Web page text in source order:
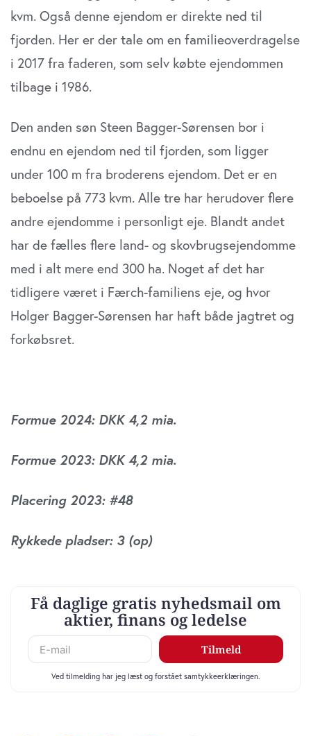
kvm. Også denne ejendom er direkte ned til
fjorden. Her er der tale om en familieoverdragelse
i 2017 fra faderen, som selv købte ejendommen
tilbage i 1986.
Den anden søn Steen Bagger-Sørensen bor i
endnu en ejendom ned til fjorden, som ligger
under 100 m fra broderens ejendom. Det er en
beboelse på 773 kvm. Alle tre har herudover flere
andre ejendomme i personligt eje. Blandt andet
har de fælles flere land- og skovbrugsejendomme
med i alt mere end 300 ha. Noget af det har
tidligere været i Færch-familiens eje, og hvor
Holger Bagger-Sørensen har haft både jagtret og
forkøbsret.
Formue 2024: DKK 4,2 mia.
Formue 2023: DKK 4,2 mia.
Placering 2023: #48
Rykkede pladser: 3 (op)